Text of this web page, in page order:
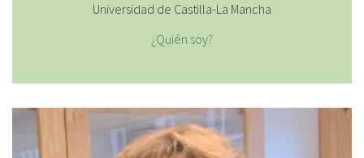
Universidad de Castilla-La Mancha
¿Quién soy?